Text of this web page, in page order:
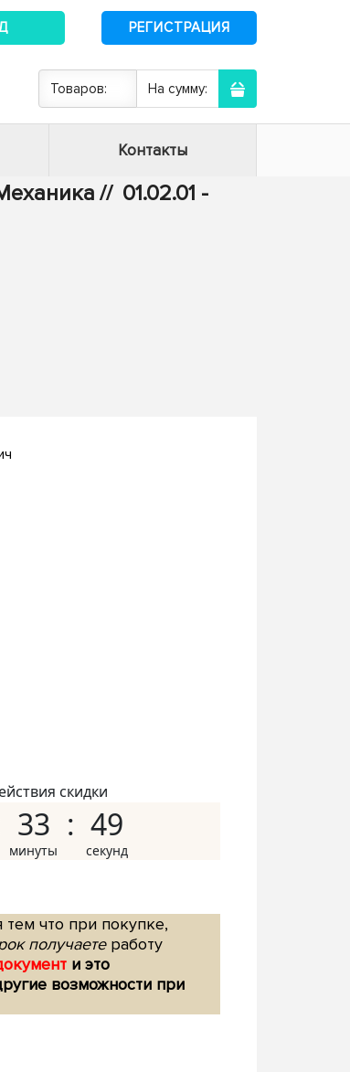
РЕГИСТРАЦИЯ
Товаров: На сумму:
Контакты
// 01.02.01 -
скидки
33 48
что при покупке,
получаетеработу
и это
возможности при